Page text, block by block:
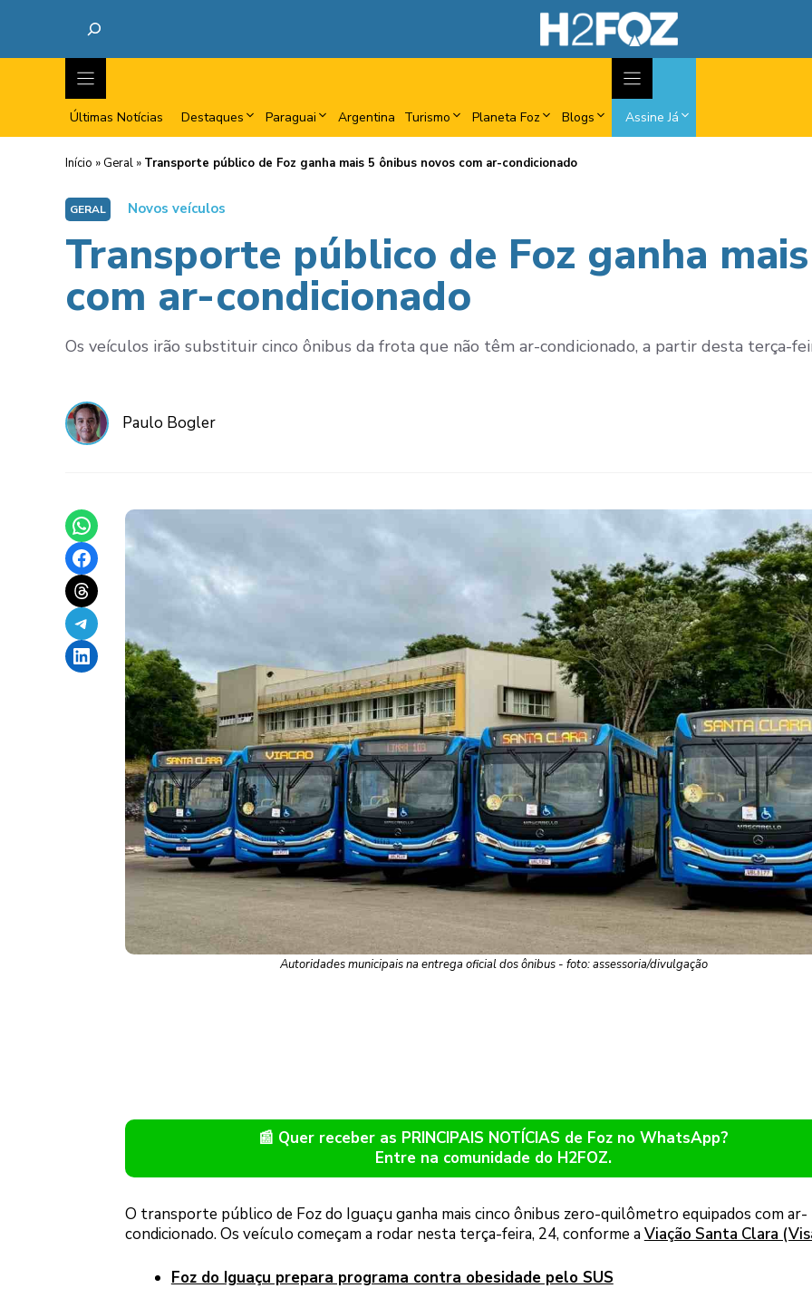
Últimas Notícias Destaques Paraguai Argentina Turismo Planeta Foz Blogs Assine Já
Início » Geral » Transporte público de Foz ganha mais 5 ônibus novos com ar-condicionado
GERAL Novos veículos
Transporte público de Foz ganha
com ar-condicionado
Os veículos irão substituir cinco ônibus da frota que não têm ar-condicionado, a partir desta terça-
Paulo Bogler
Share on WhatsApp
Share on Facebook
Share on Threads
Share on Telegram
Share on LinkedIn
Autoridades municipais na entrega oficial dos ônibus - foto: assessoria/divulgação
📰 Quer receber as PRINCIPAIS NOTÍCIAS de Foz no WhatsApp?
Entre na comunidade do H2FOZ.
O transporte público de Foz do Iguaçu ganha mais cinco ônibus zero-quilômetro equipados com ar-
condicionado. Os veículo começam a rodar nesta terça-feira, 24, conforme aViação Santa Clara
Foz do Iguaçu prepara programa contra obesidade pelo SUS